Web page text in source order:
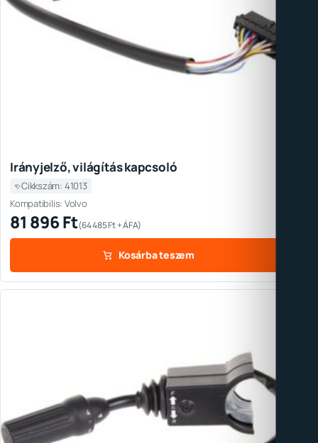
Irányjelző, világítás kapcsoló
Cikkszám: 41013
Kompatibilis: Volvo
81 896Ft(64 485Ft+ ÁFA)
Kosárba teszem